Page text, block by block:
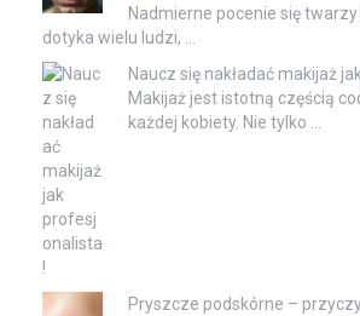
Nadmierne pocenie się
dotyka wielu ludzi, …
Naucz się nakładać makijaż
Makijaż jest istotną częścią
każdej kobiety. Nie tylko …
Pryszcze podskórne –